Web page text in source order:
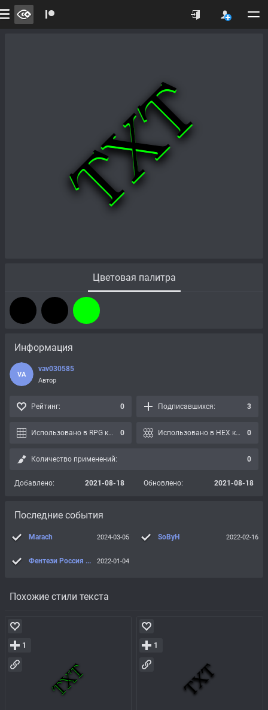
Цветовая палитра
Похожие стили текста
1 1
Информация
VA
vav030585
Автор
Рейтинг: 0 Подписавшихся: 3
Использовано в RPG картах: 0 Использовано в HEX картах: 0
Количество применений: 0
Добавлено: 2021-08-18 Обновлено: 2021-08-18
Последние события
Marach 2024-03-05 SoByH 2022-02-16
Фентези Россия 90-х 2022-01-04